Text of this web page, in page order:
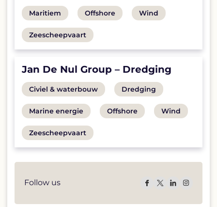
post
category:
post
category:
View
post
category:
Maritiem
View
post
category:
Offshore
View
Wind
View
post
Zeescheepvaart
Jan De Nul Group – Dredging
View
post
category:
Civiel & waterbouw
View
post
category:
Dredging
View
post
category:
Marine energie
View
Offshore
View
Wind
View
post
category:
Zeescheepvaart
Follow us